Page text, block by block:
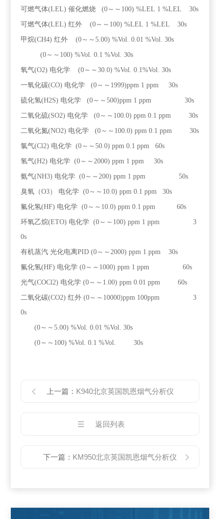
可燃气体(LEL) 催化燃烧 (0～～100) %LEL 1 %LEL 30s
可燃气体(LEL) 红外 (0～～100) %LEL 1 %LEL 30s
甲烷(CH4) 红外 (0～～5.00) %Vol. 0.01 %Vol. 30s
(0～～100) %Vol. 0.1 %Vol. 30s
氧气(O2) 电化学 (0～～30.0) %Vol. 0.1%Vol. 30s
一氧化碳(CO) 电化学 (0～～1999)ppm 1 ppm 30s
硫化氢(H2S) 电化学 (0～～500)ppm 1 ppm 30s
二氧化硫(SO2) 电化学 (0～～100.0) ppm 0.1 ppm 30s
二氧化氮(NO2) 电化学 (0～～100.0) ppm 0.1 ppm 30s
氯气(Cl2) 电化学 (0～～50.0) ppm 0.1 ppm 60s
氢气(H2) 电化学 (0～～2000) ppm 1 ppm 30s
氨气(NH3) 电化学 (0～～200) ppm 1 ppm 50s
臭氧（O3） 电化学 (0～～10.0) ppm 0.1 ppm 30s
氟化氢(HF) 电化学 (0～～10.0) ppm 0.1 ppm 60s
环氧乙烷(ETO) 电化学 (0～～100) ppm 1 ppm
3
0s
有机蒸汽 光化电离PID (0～～2000) ppm 1 ppm 30s
氟化氢(HF) 电化学 (0～～1000) ppm 1 ppm 60s
光气(COCl2) 电化学 (0～～1.00) ppm 0.01 ppm 60s
二氧化碳(CO2) 红外 (0～～10000)ppm 100ppm
3
0s
(0～～5.00) %Vol. 0.01 %Vol. 30s
(0～～100) %Vol. 0.1 %Vol. 30s
上一篇： K940北京英国凯恩烟气分析仪
返回列表
下一篇： KM950北京英国凯恩烟气分析仪